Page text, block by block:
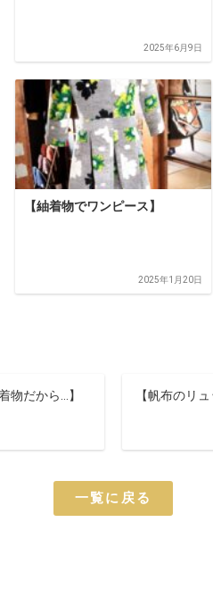
2025年6月9日
【紬着物でワンピース】
2025年1月20日
物だから…】 【帆布のリュ
一覧に戻る